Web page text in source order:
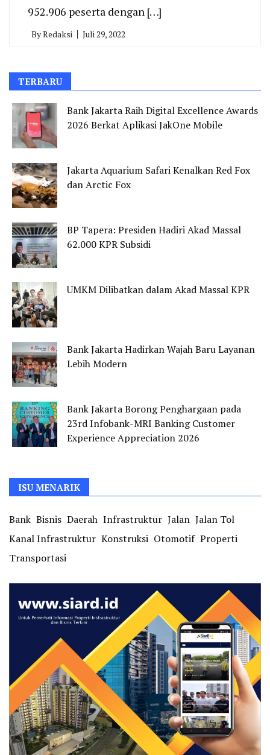
952.906 peserta dengan […]
ByRedaksi Juli 29, 2022
TERBARU
Bank Jakarta Raih Digital Excellence Awards
2026 Berkat Aplikasi JakOne Mobile
Jakarta Aquarium Safari Kenalkan Red Fox
dan Arctic Fox
BP Tapera: Presiden Hadiri Akad Massal
62.000 KPR Subsidi
UMKM Dilibatkan dalam Akad Massal KPR
Bank Jakarta Hadirkan Wajah Baru Layanan
Lebih Modern
Bank Jakarta Borong Penghargaan pada
23rd Infobank-MRI Banking Customer
Experience Appreciation 2026
ISU MENARIK
Bank Bisnis Daerah Infrastruktur Jalan Jalan Tol
Kanal Infrastruktur Konstruksi Otomotif Properti
Transportasi